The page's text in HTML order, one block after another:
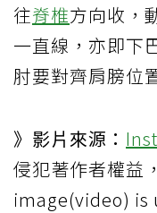
往脊椎方向收，
一直線，亦即下
肘要對齊肩膀位
》影片來源：
侵犯著作者權益
image(video) is